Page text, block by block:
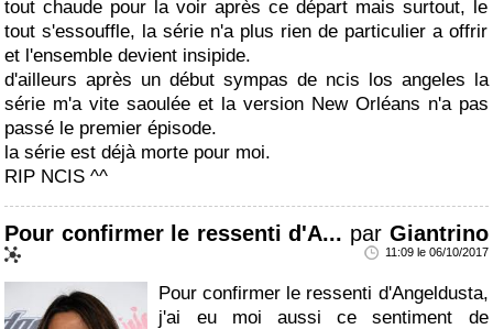
tout chaude pour la voir après ce départ mais surtout, le
tout s'essouffle, la série n'a plus rien de particulier a offrir
et l'ensemble devient insipide.
d'ailleurs après un début sympas de ncis los angeles la
série m'a vite saoulée et la version New Orléans n'a pas
passé le premier épisode.
la série est déjà morte pour moi.
RIP NCIS ^^
Pour confirmer le ressenti d'A... par Giantrino
11:09 le 06/10/2017
Pour confirmer le ressenti d'Angeldusta,
j'ai eu moi aussi ce sentiment de